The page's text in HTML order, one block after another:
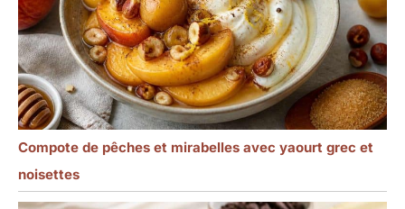
Compote de pêches et mirabelles avec yaourt grec et
noisettes